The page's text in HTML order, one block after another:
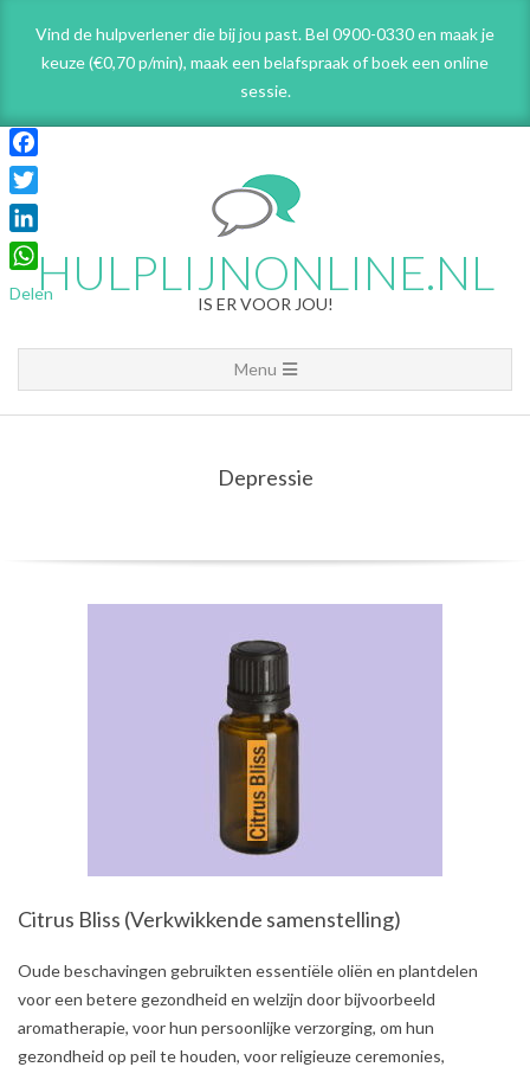
content
Vind de hulpverlener die bij jou past. Bel 0900-0330 en maak je
keuze (€0,70 p/min), maak een belafspraakof boek een online
sessie.
HULPLIJNONLINE.NL
IS ER VOOR JOU!
Navigation
Menu
Menu
Depressie
Citrus Bliss (Verkwikkende samenstelling)
2021-
Oude beschavingen gebruikten essentiële oliën en plantdelen
voor een betere gezondheid en welzijn door bijvoorbeeld
aromatherapie, voor hun persoonlijke verzorging, om hun
gezondheid op peil te houden, voor religieuze ceremonies,
Facebook
Twitter
LinkedIn
WhatsApp
Delen